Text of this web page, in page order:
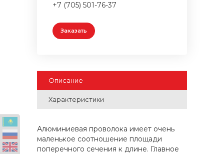
+7 (705) 501-76-37
Заказать
Описание
Характеристики
Алюминиевая проволока имеет очень
маленькое соотношение площади
поперечного сечения к длине. Главное